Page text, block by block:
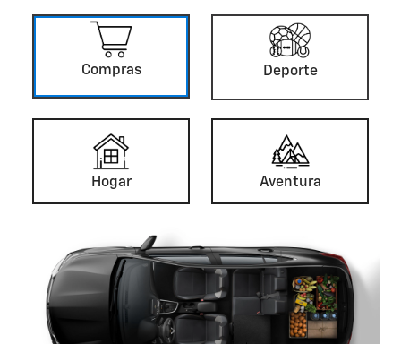
Compras Deporte
Hogar Aventura